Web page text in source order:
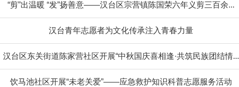
“剪”出温暖 “发”扬善意——汉台区宗营镇陈国荣六年义剪三百余...
汉台青年志愿者为文化传承注入青春力量
汉台区东关街道陈家营社区开展“中秋国庆喜相逢·共筑民族团结情...
饮马池社区开展“未老关爱”——应急救护知识科普志愿服务活动